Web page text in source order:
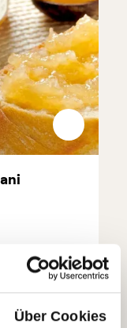
Über Cookies
4.3 von 5 Sternen
1 x 240gGP: 28,75€/kg